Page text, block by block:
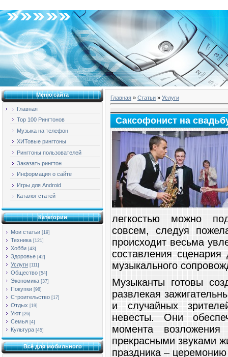
Меню сайта
Главная
Top 100 Рингтонов
Музыка на телефон
ХИТовые рингтоны
Рингтоны пользователей
Заказать рингтон
Информация о сайте
Игры для Android
Каталог статей
Категории
Мои статьи [19]
Техника [121]
Хобби [43]
Здоровье [42]
Услуги [111]
Общество [54]
Экономика [37]
Покупки [98]
Строительство [17]
Отдых [19]
Уют [26]
Семья [4]
Культура [45]
Всё для мобильного
Главная » Статьи » Услуги
Саксофонист на
легкостью можно
совсем, следуя
происходит весьма
составления
музыкального
Музыканты готовы
развлекая
и случайных
невесты. Они
момента
прекрасными звуками
праздника – церемонию